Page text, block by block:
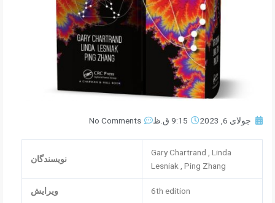
جولای 6, 2023 9:15 ق.ظ No Comments
Gary Chartrand , Linda
Lesniak , Ping Zhang
نویسندگان
6th edition ویرایش